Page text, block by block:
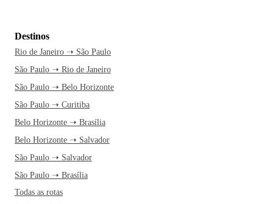
Destinos
Rio de Janeiro ➝ São Paulo
São Paulo ➝ Rio de Janeiro
São Paulo ➝ Belo Horizonte
São Paulo ➝ Curitiba
Belo Horizonte ➝ Brasília
Belo Horizonte ➝ Salvador
São Paulo ➝ Salvador
São Paulo ➝ Brasília
Todas as rotas